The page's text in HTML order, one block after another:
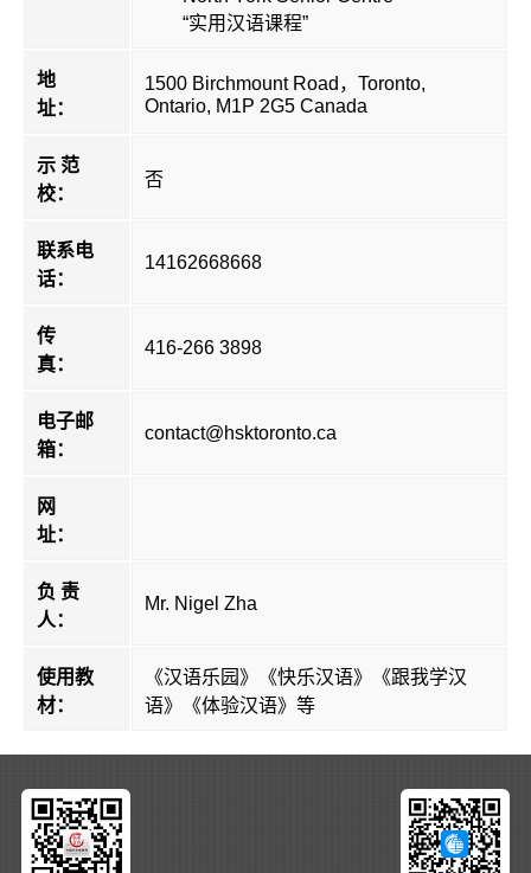
“实用汉语课程”
地
址：
1500 Birchmount Road，Toronto,
Ontario, M1P 2G5 Canada
示 范
校：
否
联系电
话：
14162668668
传
真：
416-266 3898
电子邮
箱：
contact@hsktoronto.ca
网
址：
负 责
人：
Mr. Nigel Zha
使用教
材：
《汉语乐园》《快乐汉语》《跟我学汉
语》《体验汉语》等